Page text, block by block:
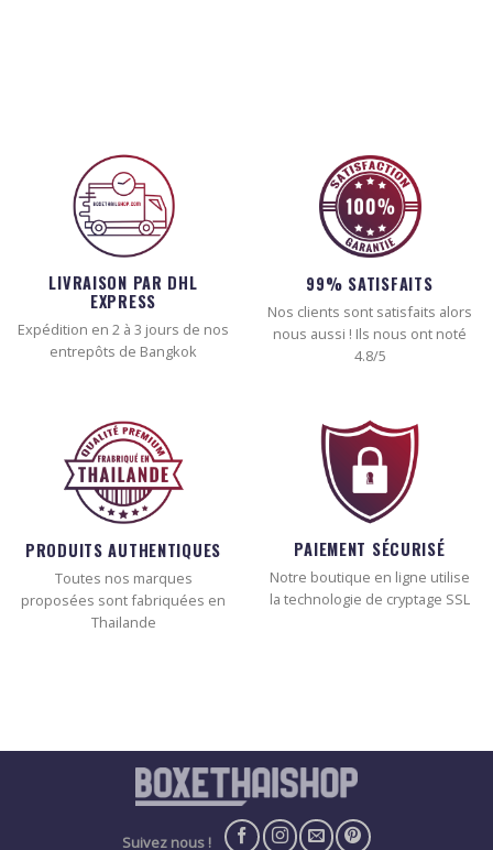
LIVRAISON PAR DHL
EXPRESS
Expédition en 2 à 3 jours de nos
entrepôts de Bangkok
99% SATISFAITS
Nos clients sont satisfaits alors
nous aussi ! Ils nous ont noté
4.8/5
PRODUITS AUTHENTIQUES
Toutes nos marques
proposées sont fabriquées en
Thailande
PAIEMENT SÉCURISÉ
Notre boutique en ligne utilise
la technologie de cryptage SSL
Suivez nous !